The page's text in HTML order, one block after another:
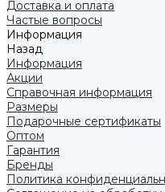
Доставка и оплата
Частые вопросы
Информация
Назад
Информация
Акции
Справочная информация
Размеры
Подарочные сертификаты
Оптом
Гарантия
Бренды
Политика